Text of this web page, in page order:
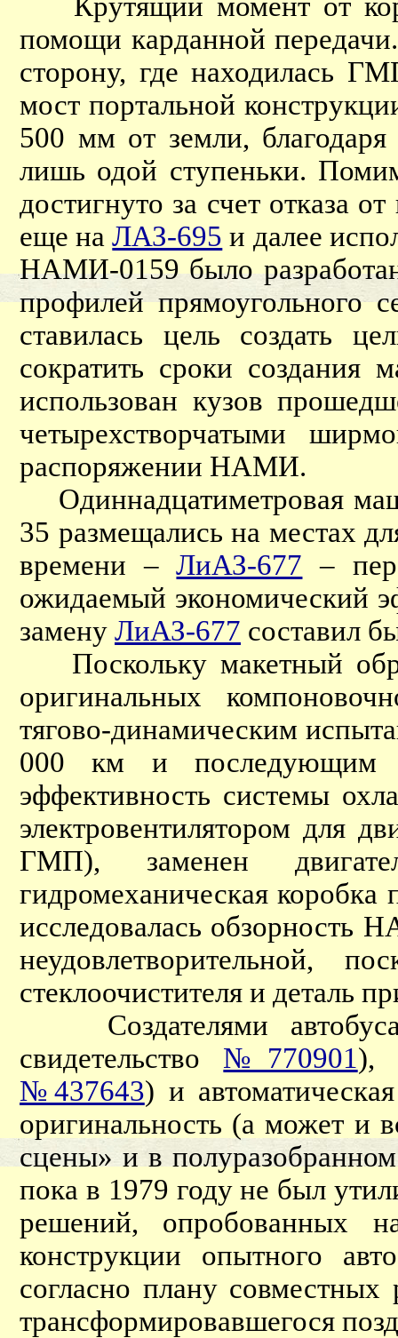
помощи карданной
сторону, где находилась
мост портальной
500 мм от земли,
лишь одой ступеньки.
достигнуто за счет отказа
еще наЛАЗ-695 и далее
НАМИ-0159 было
профилей прямоугольного
ставилась цель создать
сократить сроки
использован кузов
четырехстворчатыми
распоряжении НАМИ.
Одиннадцатиметровая
35 размещались на местах
времени –ЛиАЗ-677 –
ожидаемый экономический
замену ЛиАЗ-677 составил
Поскольку макетный
оригинальных
тягово-динамическим
000 км и последующим
эффективность системы
электровентилятором для
ГМП), заменен
гидромеханическая
исследовалась обзорность
неудовлетворительной,
стеклоочистителя и деталь
Создателями автобуса
свидетельство №770901),
№437643) и
оригинальность (а может и
сцены» и в
пока в 1979 году не был
решений, опробованных
конструкции опытного
согласно плану
трансформировавшегося